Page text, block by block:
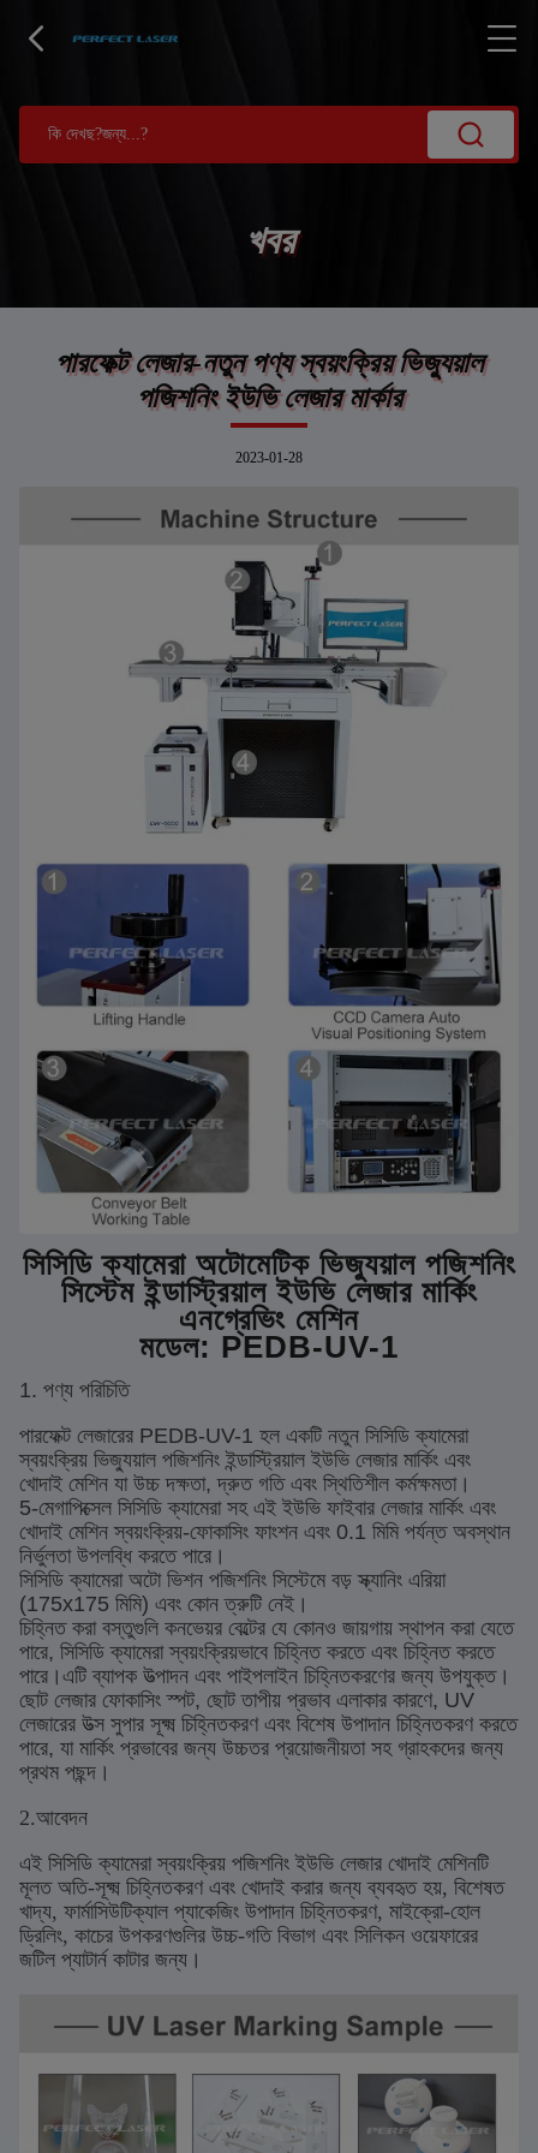
খবর
পারফেক্ট লেজার-নতুন পণ্য স্বয়ংক্রিয় ভিজ্যুয়াল
পজিশনিং ইউভি লেজার মার্কার
2023-01-28
সিসিডি ক্যামেরা অটোমেটিক ভিজ্যুয়াল পজিশনিং
সিস্টেম ইন্ডাস্ট্রিয়াল ইউভি লেজার মার্কিং
এনগ্রেভিং মেশিন
মডেল: PEDB-UV-1
1. পণ্য পরিচিতি
পারফেক্ট লেজারের PEDB-UV-1 হল একটি নতুন সিসিডি ক্যামেরা
স্বয়ংক্রিয় ভিজ্যুয়াল পজিশনিং ইন্ডাস্ট্রিয়াল ইউভি লেজার মার্কিং এবং
খোদাই মেশিন যা উচ্চ দক্ষতা, দ্রুত গতি এবং স্থিতিশীল কর্মক্ষমতা।
5-মেগাপিক্সেল সিসিডি ক্যামেরা সহ এই ইউভি ফাইবার লেজার মার্কিং এবং
খোদাই মেশিন স্বয়ংক্রিয়-ফোকাসিং ফাংশন এবং 0.1 মিমি পর্যন্ত অবস্থান
নির্ভুলতা উপলব্ধি করতে পারে।
সিসিডি ক্যামেরা অটো ভিশন পজিশনিং সিস্টেমে বড় স্ক্যানিং এরিয়া
(175x175 মিমি) এবং কোন ত্রুটি নেই।
চিহ্নিত করা বস্তুগুলি কনভেয়র বেল্টের যে কোনও জায়গায় স্থাপন করা যেতে
পারে, সিসিডি ক্যামেরা স্বয়ংক্রিয়ভাবে চিহ্নিত করতে এবং চিহ্নিত করতে
পারে।এটি ব্যাপক উত্পাদন এবং পাইপলাইন চিহ্নিতকরণের জন্য উপযুক্ত।
ছোট লেজার ফোকাসিং স্পট, ছোট তাপীয় প্রভাব এলাকার কারণে, UV
লেজারের উত্স সুপার সূক্ষ্ম চিহ্নিতকরণ এবং বিশেষ উপাদান চিহ্নিতকরণ করতে
পারে, যা মার্কিং প্রভাবের জন্য উচ্চতর প্রয়োজনীয়তা সহ গ্রাহকদের জন্য
প্রথম পছন্দ।
2.আবেদন
এই সিসিডি ক্যামেরা স্বয়ংক্রিয় পজিশনিং ইউভি লেজার খোদাই মেশিনটি
মূলত অতি-সূক্ষ্ম চিহ্নিতকরণ এবং খোদাই করার জন্য ব্যবহৃত হয়, বিশেষত
খাদ্য, ফার্মাসিউটিক্যাল প্যাকেজিং উপাদান চিহ্নিতকরণ, মাইক্রো-হোল
ড্রিলিং, কাচের উপকরণগুলির উচ্চ-গতি বিভাগ এবং সিলিকন ওয়েফারের
জটিল প্যাটার্ন কাটার জন্য।